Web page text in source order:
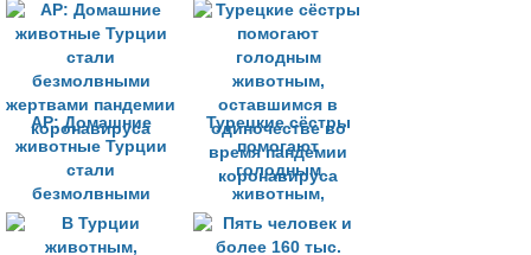
сибирской язвы
жестокое
обращение с
животными
AP: Домашние
животные Турции
стали
безмолвными
жертвами пандемии
коронавируса
Турецкие сёстры
помогают
голодным
животным,
оставшимся в
одиночестве во